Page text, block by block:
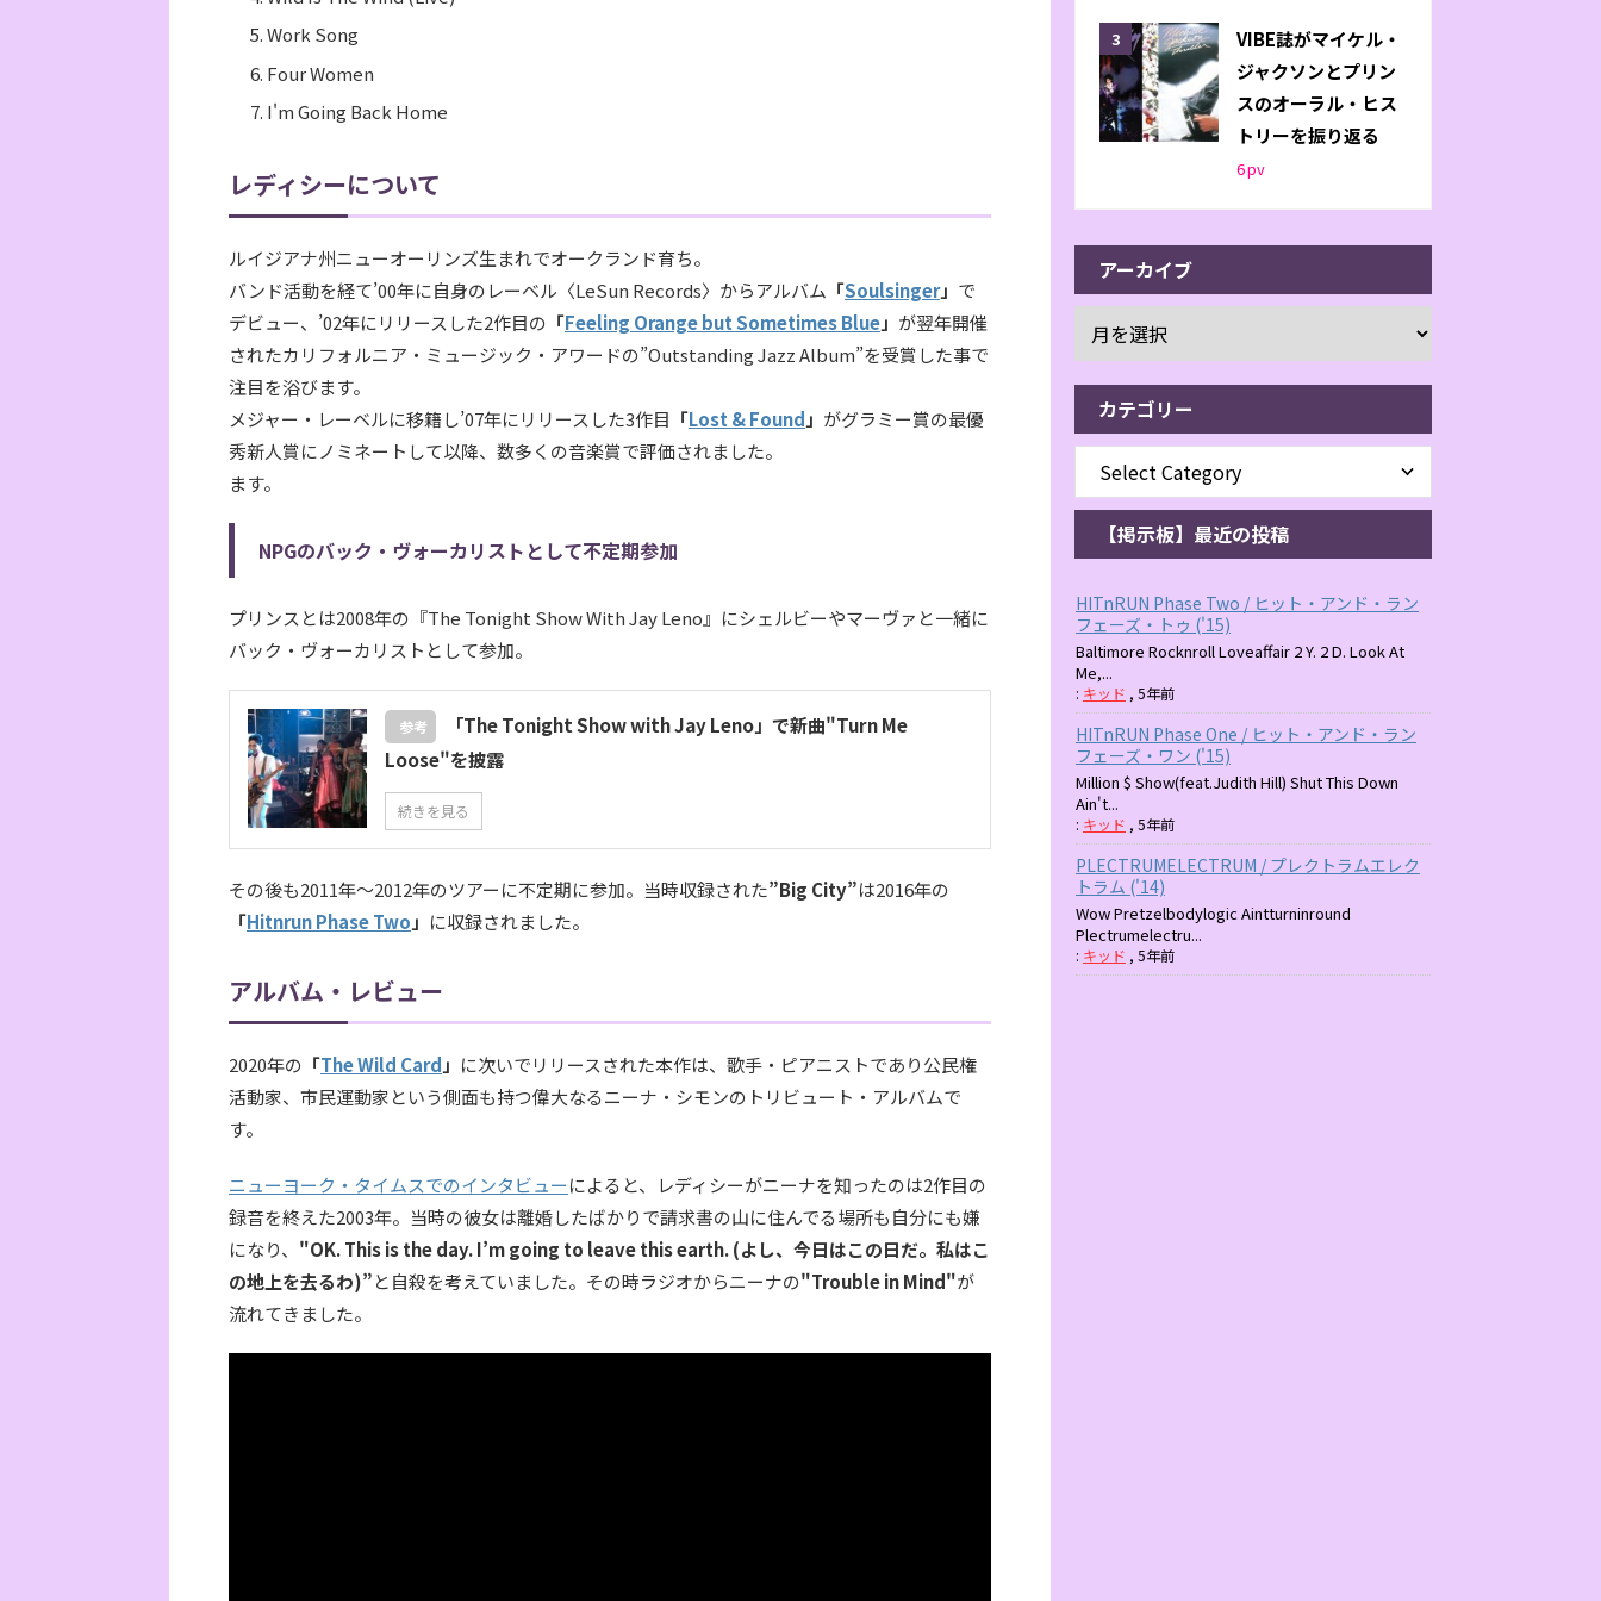
Work Song
Four Women
I'm Going Back Home
レディシーについて
ルイジアナ州ニューオーリンズ生まれでオークランド育ち。
バンド活動を経て’00年に自身のレーベル〈LeSun Records〉からアルバム 「Soulsinger」 で
デビュー、’02年にリリースした2作目の 「Feeling Orange but Sometimes Blue」 が翌年開催
されたカリフォルニア・ミュージック・アワードの”Outstanding Jazz Album”を受賞した事で
注目を浴びます。
メジャー・レーベルに移籍し’07年にリリースした3作目 「Lost & Found 」 がグラミー賞の最優
秀新人賞にノミネートして以降、数多くの音楽賞で評価されました。
ます。
NPGのバック・ヴォーカリストとして不定期参加
プリンスとは2008年の『The Tonight Show With Jay Leno』にシェルビーやマーヴァと一緒に
バック・ヴォーカリストとして参加。
参考
「The Tonight Show with Jay Leno」で新曲"Turn Me
Loose"を披露
続きを見る
その後も2011年～2012年のツアーに不定期に参加。当時収録された”Big City”は2016年の
「Hitnrun Phase Two 」 に収録されました。
アルバム・レビュー
2020年の 「The Wild Card 」 に次いでリリースされた本作は、歌手・ピアニストであり公民権
活動家、市民運動家という側面も持つ偉大なるニーナ・シモンのトリビュート・アルバムで
す。
ニューヨーク・タイムスでのインタビューによると、レディシーがニーナを知ったのは2作目の
録音を終えた2003年。当時の彼女は離婚したばかりで請求書の山に住んでる場所も自分にも嫌
になり、 "OK. This is the day. I’m going to leave this earth. (よし、今日はこの日だ。私はこ
の地上を去るわ)”と自殺を考えていました。その時ラジオからニーナの"Trouble in Mind"が
流れてきました。
VIBE誌がマイケル・
ジャクソンとプリン
スのオーラル・ヒス
トリーを振り返る
6pv
アーカイブ
カテゴリー
【掲示板】最近の投稿
HITnRUN Phase Two / ヒット・アンド・ラン
フェーズ・トゥ ('15)
Baltimore Rocknroll Loveaffair 2 Y. 2 D. Look At
Me,...
: キッド , 5年前
HITnRUN Phase One / ヒット・アンド・ラン
フェーズ・ワン ('15)
Million $ Show(feat.Judith Hill) Shut This Down
Ain't...
: キッド , 5年前
PLECTRUMELECTRUM / プレクトラムエレク
トラム ('14)
Wow Pretzelbodylogic Aintturninround
Plectrumelectru...
: キッド , 5年前